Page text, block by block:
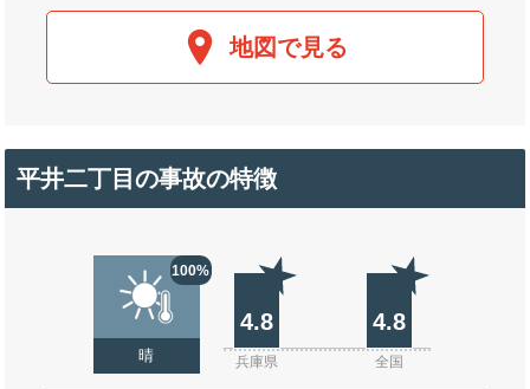
地図で見る
平井二丁目の事故の特徴
100%
晴
4.8 4.8
兵庫県 全国